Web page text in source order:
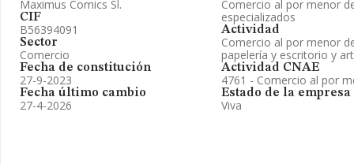
Maximus Comics Sl.
CIF
B56394091
Sector
Comercio
Fecha de constitución
27-9-2023
Fecha último cambio
27-4-2026
Comercio al por menor
especializados
Actividad
Comercio al por menor
papelería y escritorio y
Actividad CNAE
4761 - Comercio al por
Estado de la empresa
Viva